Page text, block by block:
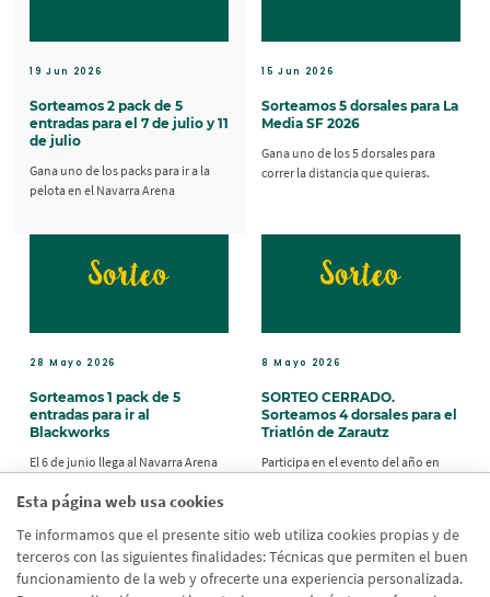
Esta página web usa cookies
Te informamos que el presente sitio web utiliza cookies propias y de
terceros con las siguientes finalidades: Técnicas que permiten el buen
funcionamiento de la web y ofrecerte una experiencia personalizada.
19 Jun 2026
Sorteamos 2 pack de 5
entradas para el 7 de julio y 11
de julio
Gana uno de los packs para ir a la
pelota en el Navarra Arena
15 Jun 2026
Sorteamos 5 dorsales para La
Media SF 2026
Gana uno de los 5 dorsales para
correr la distancia que quieras.
28 Mayo 2026
Sorteamos 1 pack de 5
entradas para ir al
Blackworks
El 6 de junio llega al Navarra Arena
directo gratis con 4 amigos.
8 Mayo 2026
SORTEO CERRADO.
Sorteamos 4 dorsales para el
Triatlón de Zarautz
Participa en el evento del año en